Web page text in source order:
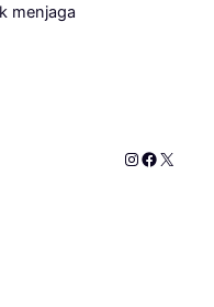
menjaga
Instagram
X